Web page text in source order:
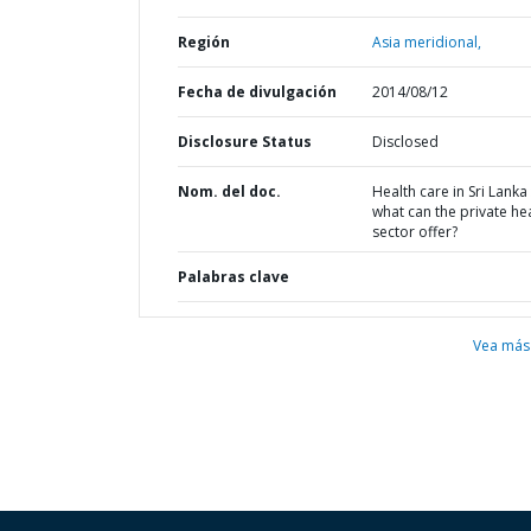
Región Asia meridional,
Fecha de divulgación 2014/08/12
Disclosure Status Disclosed
Nom. del doc.
Health care in Sri Lanka
what can the private
sector offer?
Palabras clave
Vea más